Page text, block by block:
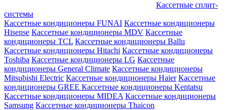
Кассетные сплит-
системы
Кассетные кондиционеры FUNAI Кассетные кондиционеры
Hisense Кассетные кондиционеры MDV Кассетные
кондиционеры TCL Кассетные кондиционеры Ballu
Кассетные кондиционеры Hitachi Кассетные кондиционеры
Toshiba Кассетные кондиционеры LG Кассетные
кондиционеры General Climate Кассетные кондиционеры
Mitsubishi Electric Кассетные кондиционеры Haier Кассетные
кондиционеры GREE Кассетные кондиционеры Kentatsu
Кассетные кондиционеры MIDEA Кассетные кондиционеры
Samsung Кассетные кондиционеры Thaicon